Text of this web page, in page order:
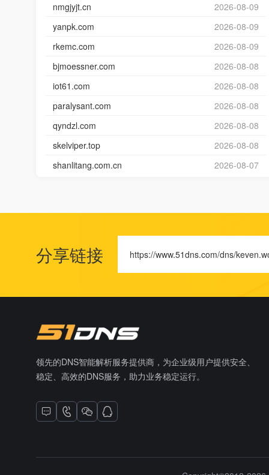
nmgjyjt.cn
2026-08-09
yanpk.com
2026-08-09
rkemc.com
2026-08-09
bjmoessner.com
2026-08-08
iot61.com
2026-08-08
paralysant.com
2026-08-08
qyndzl.com
2026-08-08
skelviper.top
2026-08-08
shanlitang.com.cn
2026-08-07
分享链接 https://www.51dns.com/dns/
领先的DNS智能解析服务提供商，为企业级用户提供安全、
稳定、高效的DNS服务，助力业务稳定运行。